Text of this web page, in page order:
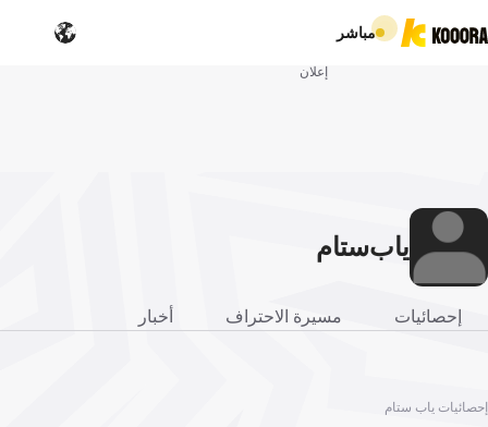
مباشر
إعلان
يابستام
إحصائيات مسيرة الاحتراف أخبار
إحصائيات ياب ستام